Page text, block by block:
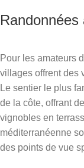
Pour les amateurs
villages offrent des
Le sentier le plus
de la côte, offrant
vignobles en
méditerranéenne
des points de vue